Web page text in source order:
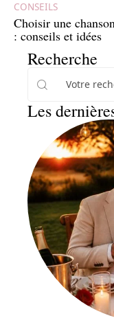
CONSEILS
Choisir une
: conseils et idées
Recherche
Les